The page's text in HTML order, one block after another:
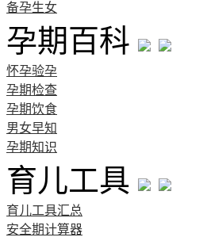
备孕生女
孕期百科
怀孕验孕
孕期检查
孕期饮食
男女早知
孕期知识
育儿工具
育儿工具汇总
安全期计算器